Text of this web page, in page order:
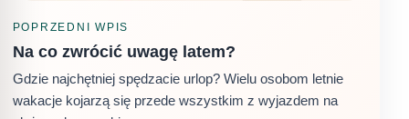
POPRZEDNI WPIS
Na co zwrócić uwagę latem?
Gdzie najchętniej spędzacie urlop? Wielu osobom letnie
wakacje kojarzą się przede wszystkim z wyjazdem na